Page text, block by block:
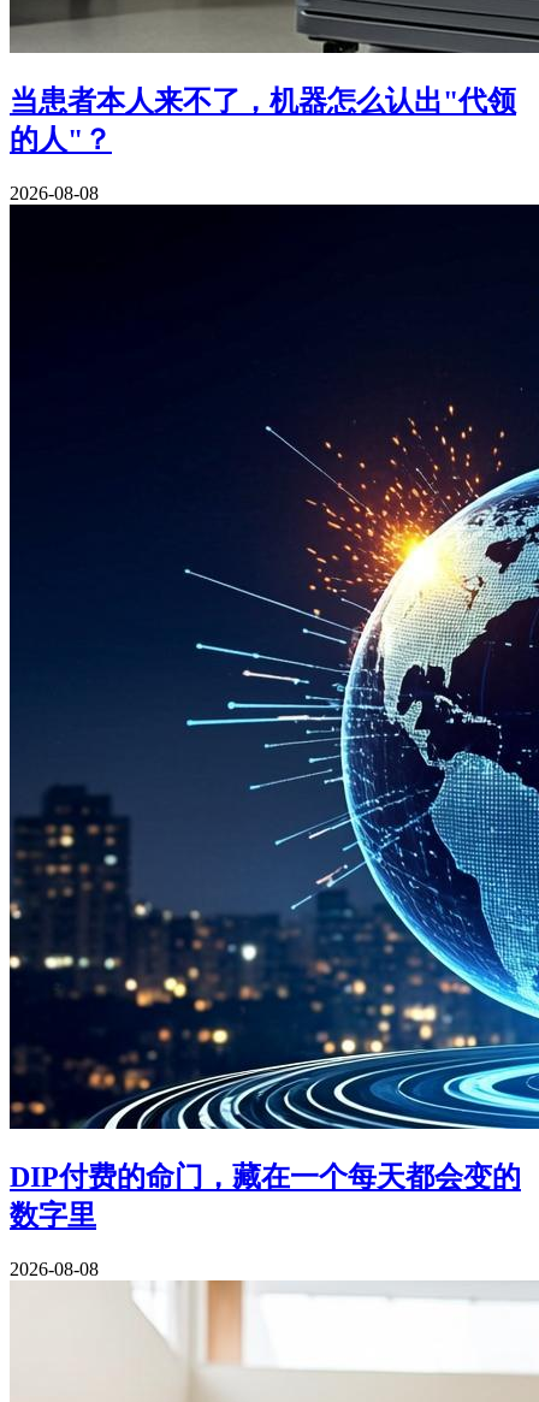
当患者本人来不了，机器怎么认出"代领
的人"？
2026-08-08
DIP付费的命门，藏在一个每天都会变的
数字里
2026-08-08